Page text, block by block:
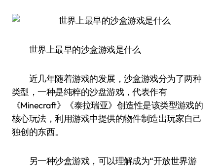
世界上最早的沙盒游戏是什么
近几年随着游戏的发展，沙盒游戏分为了两种
类型，一种是纯粹的沙盘游戏，代表作有
《Minecraft》《泰拉瑞亚》创造性是该类型游戏的
核心玩法，利用游戏中提供的物件制造出玩家自己
独创的东西。
另一种沙盒游戏，可以理解成为“开放世界游